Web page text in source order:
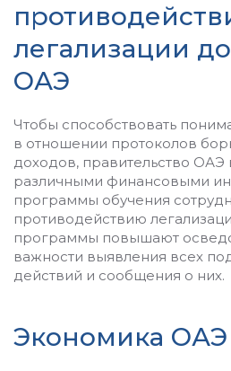
легализации
ОАЭ
Чтобы способствовать
в отношении протоколов
доходов, правительство ОАЭ
различными финансовыми
программы обучения
противодействию
программы повышают
важности выявления всех
действий и сообщения о них.
Экономика ОАЭ